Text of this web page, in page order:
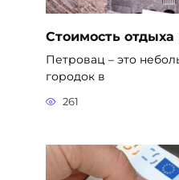
Стоимость отдыха
Петровац – это
городок в
261